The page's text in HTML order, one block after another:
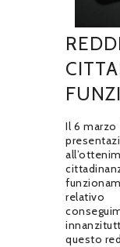
Il 6
questo